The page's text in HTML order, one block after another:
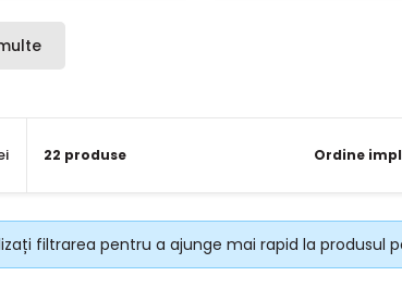
22 produse Ordine
filtrarea pentru a ajunge mai rapid la produsul